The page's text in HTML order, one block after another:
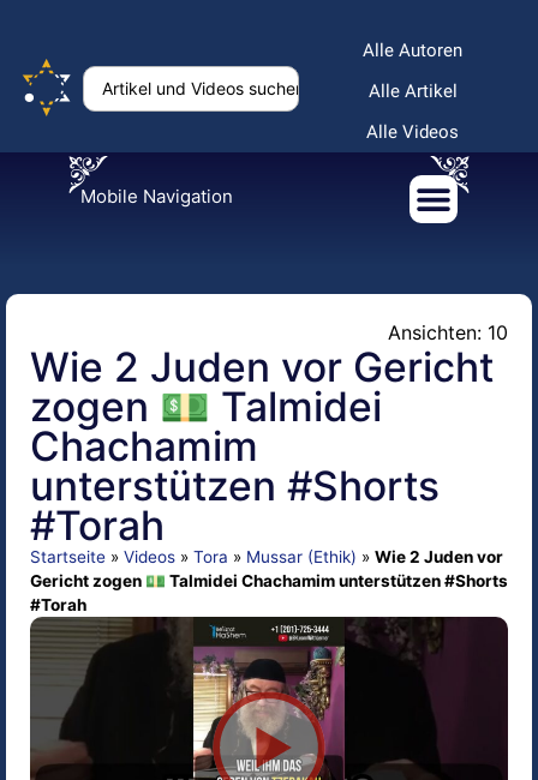
Alle Autoren
Alle Artikel
Alle Videos
Mobile Navigation
Ansichten: 10
Wie 2 Juden vor Gericht
zogen 💵 Talmidei
Chachamim
unterstützen #Shorts
#Torah
Startseite » Videos » Tora » Mussar (Ethik) » Wie 2 Juden vor
Gericht zogen 💵 Talmidei Chachamim unterstützen #Shorts
#Torah